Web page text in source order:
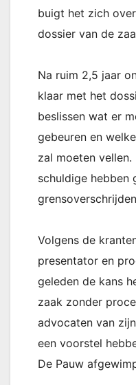
buigt het zich
dossier van de
Na ruim 2,5 jaar
klaar met het
beslissen wat er
gebeuren en
zal moeten
schuldige hebben
Volgens de
presentator en
geleden de kans
zaak zonder
advocaten van
een voorstel
De Pauw